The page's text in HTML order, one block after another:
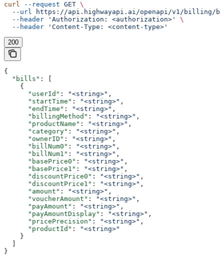
curl --request GET \
  --url
https://api.highwayapi.ai/openapi/v1/
  --header
'Authorization: <authorization>'
\
  --header
'Content-Type: <content-type>'
200
{
  "bills"
: [
    {
      "userId"
: "<string>" ,
      "startTime"
: "<string>" ,
      "endTime"
: "<string>" ,
      "billingMethod"
: "<string>" ,
      "productName"
: "<string>" ,
      "category"
: "<string>" ,
      "ownerID"
: "<string>" ,
      "billNum0"
: "<string>" ,
      "billNum1"
: "<string>" ,
      "basePrice0"
: "<string>" ,
      "basePrice1"
: "<string>" ,
      "discountPrice0"
: "<string>" ,
      "discountPrice1"
: "<string>" ,
      "amount"
: "<string>" ,
      "voucherAmount"
: "<string>" ,
      "payAmount"
: "<string>" ,
      "payAmountDisplay"
: "<string>" ,
      "pricePrecision"
: "<string>" ,
      "productId"
:
"<string>"
    }
}